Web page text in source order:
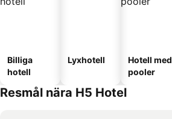
Billiga
hotell
Lyxhotell
Hotell med
pooler
Resmål nära H5 Hotel